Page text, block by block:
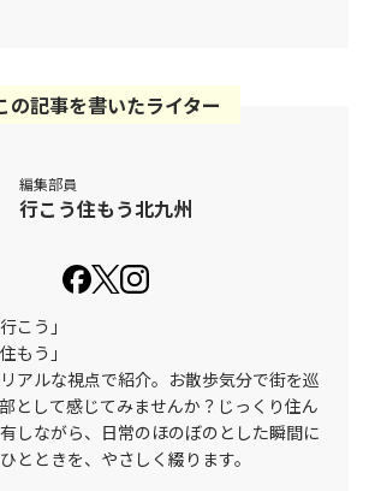
の記事を書いたライター
編集部員
行こう住もう北九州
こう」
もう」
アルな視点で紹介。お散歩気分で街を巡
として感じてみませんか？じっくり住ん
しながら、日常のほのぼのとした瞬間に
とときを、やさしく綴ります。